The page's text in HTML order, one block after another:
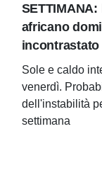
africano
incontrastato
Sole e caldo
venerdì.
dell'instabilità
settimana